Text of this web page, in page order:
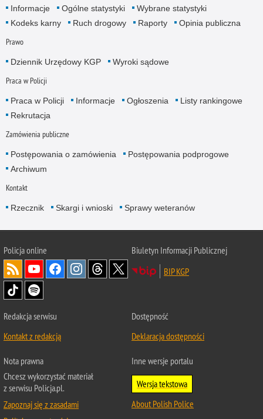
Informacje Ogólne statystyki
Wybrane statystyki
Kodeks karny
Ruch drogowy Raporty Opinia publiczna
Prawo
Dziennik Urzędowy KGP Wyroki sądowe
Praca w Policji
Praca w Policji Informacje Ogłoszenia
Listy rankingowe
Rekrutacja
Zamówienia publiczne
Postępowania o zamówienia
Postępowania podprogowe
Archiwum
Kontakt
Rzecznik Skargi i wnioski Sprawy weteranów
Policjaonline
Biuletyn Informacji Publicznej
BIP KGP
Redakcja serwisu
Kontakt z redakcją
Dostępność
Deklaracja dostępności
Nota prawna
Chcesz wykorzystać materiał
z serwisu Policja.pl.
Zapoznaj się z zasadami
Inne wersje portalu
Wersja tekstowa
About Polish Police